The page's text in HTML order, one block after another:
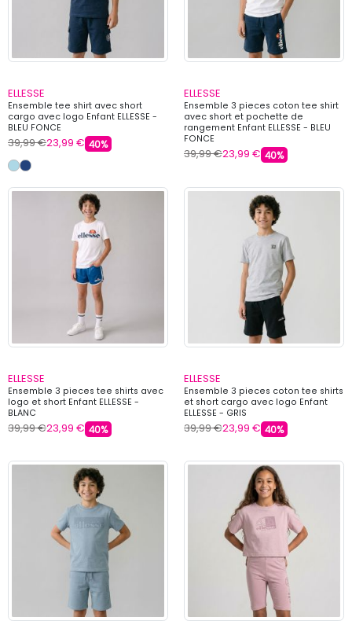
ELLESSE
Ensemble tee shirt avec short
cargo avec logo Enfant ELLESSE -
BLEU FONCE
39,99 €23,99 € 40%
ELLESSE
Ensemble 3 pieces coton tee shirt
avec short et pochette de
rangement Enfant ELLESSE - BLEU
FONCE
39,99 €23,99 € 40%
ELLESSE
Ensemble 3 pieces tee shirts avec
logo et short Enfant ELLESSE -
BLANC
39,99 €23,99 € 40%
ELLESSE
Ensemble 3 pieces coton tee shirts
et short cargo avec logo Enfant
ELLESSE - GRIS
39,99 €23,99 € 40%